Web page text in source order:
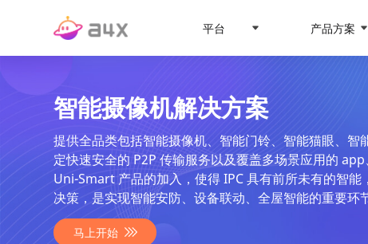
平台 产品方案
智能摄像机解决方案
提供全品类包括智能摄像机、智能门铃、智能猫眼、
定快速安全的 P2P 传输服务以及覆盖多场景应用的
Uni-Smart 产品的加入，使得 IPC 具有前所未有的智
决策，是实现智能安防、设备联动、全屋智能的重要环节
马上开始